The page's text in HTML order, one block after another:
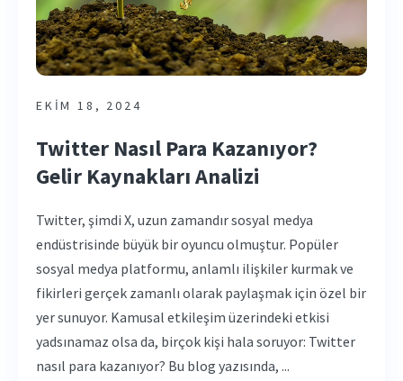
EKIM 18, 2024
Twitter Nasıl Para Kazanıyor?
Gelir Kaynakları Analizi
Twitter, şimdi X, uzun zamandır sosyal medya
endüstrisinde büyük bir oyuncu olmuştur. Popüler
sosyal medya platformu, anlamlı ilişkiler kurmak ve
fikirleri gerçek zamanlı olarak paylaşmak için özel bir
yer sunuyor. Kamusal etkileşim üzerindeki etkisi
yadsınamaz olsa da, birçok kişi hala soruyor: Twitter
nasıl para kazanıyor? Bu blog yazısında, ...